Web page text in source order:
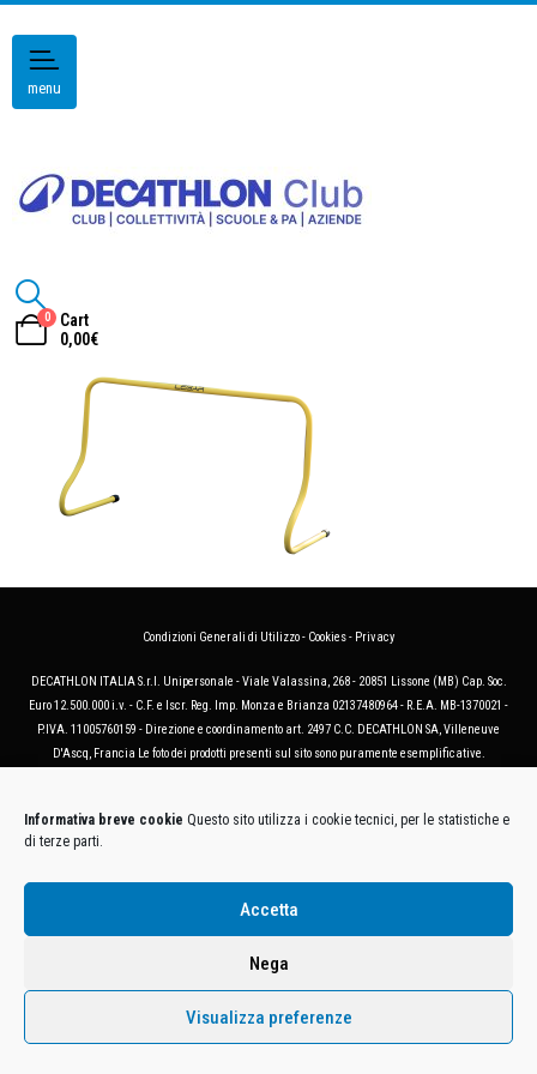
Informativa breve cookie Questo sito utilizza i cookie tecnici, per le statistiche e
di terze parti.
Accetta
Nega
Visualizza preferenze
menu
0
Cart
0,00€
Condizioni Generali di Utilizzo- Cookies- Privacy
DECATHLON ITALIA S.r.l. Unipersonale - Viale Valassina, 268 - 20851 Lissone (MB) Cap. Soc.
Euro 12.500.000 i.v. - C.F. e Iscr. Reg. Imp. Monza e Brianza 02137480964 - R.E.A. MB-1370021 -
P.IVA. 11005760159 - Direzione e coordinamento art. 2497 C.C. DECATHLON SA, Villeneuve
D'Ascq, Francia Le foto dei prodotti presenti sul sito sono puramente esemplificative.